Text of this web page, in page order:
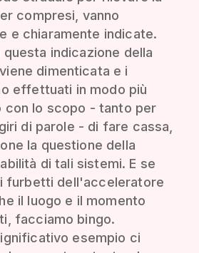
compresi, vanno
e chiaramente indicate.
indicazione della
dimenticata e i
effettuati in modo più
con lo scopo - tanto per
di parole - di fare cassa,
la questione della
di tali sistemi. E se
furbetti dell'acceleratore
il luogo e il momento
facciamo bingo.
esempio ci